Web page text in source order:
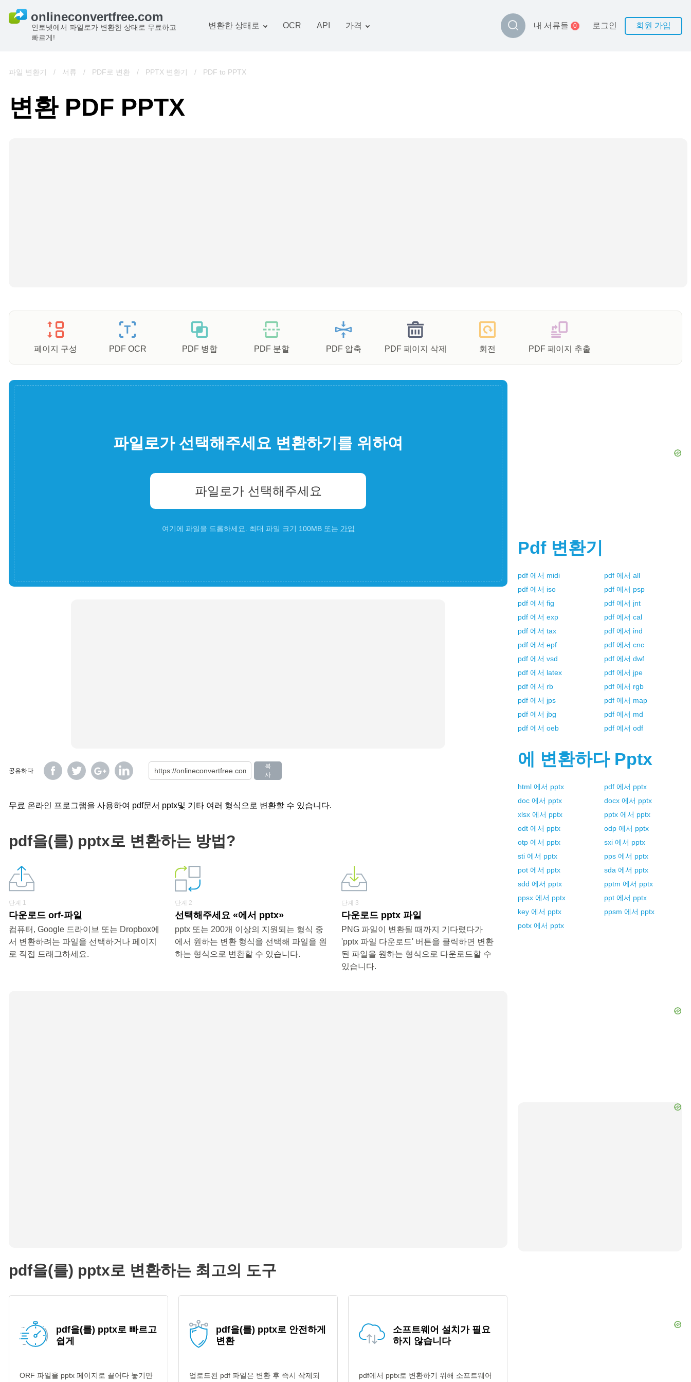
인토넷에서 파일로가 변환한 상태로 무료하고
빠르게!
변환한 상태로
그림 변환기
OCR API 가격 내 서류들 0 로그인 회원 가입
파일 변환기 / 서류 / PDF로 변환 / PPTX 변환기 / PDF to PPTX
변환 PDF PPTX
페이지 구성 PDF OCR PDF 병합 PDF 분할 PDF 압축 PDF 페이지 삭제 회전 PDF 페이지 추출
파일로가 선택해주세요 변환하기를 위하여
파일로가 선택해주세요
여기에 파일을 드롭하세요. 최대 파일 크기 100MB 또는 가입
공유하다
복
사
무료 온라인 프로그램을 사용하여 pdf문서 pptx및 기타 여러 형식으로 변환할 수 있습니다.
pdf을(를) pptx로 변환하는 방법?
단계 1
다운로드 orf-파일
컴퓨터, Google 드라이브 또는 Dropbox에
서 변환하려는 파일을 선택하거나 페이지
로 직접 드래그하세요.
단계 2
선택해주세요 «에서 pptx»
pptx 또는 200개 이상의 지원되는 형식 중
에서 원하는 변환 형식을 선택해 파일을 원
하는 형식으로 변환할 수 있습니다.
단계 3
다운로드 pptx 파일
PNG 파일이 변환될 때까지 기다렸다가
'pptx 파일 다운로드' 버튼을 클릭하면 변환
된 파일을 원하는 형식으로 다운로드할 수
있습니다.
pdf을(를) pptx로 변환하는 최고의 도구
pdf을(를) pptx로 빠르고
쉽게
ORF 파일을 pptx 페이지로 끌어다 놓기만
pdf을(를) pptx로 안전하게
변환
업로드된 pdf 파일은 변환 후 즉시 삭제되
소프트웨어 설치가 필요
하지 않습니다
pdf에서 pptx로 변환하기 위해 소프트웨어
Pdf 변환기
pdf 에서 midi pdf 에서 all
pdf 에서 iso pdf 에서 psp
pdf 에서 fig pdf 에서 jnt
pdf 에서 exp pdf 에서 cal
pdf 에서 tax pdf 에서 ind
pdf 에서 epf pdf 에서 cnc
pdf 에서 vsd pdf 에서 dwf
pdf 에서 latex pdf 에서 jpe
pdf 에서 rb pdf 에서 rgb
pdf 에서 jps pdf 에서 map
pdf 에서 jbg pdf 에서 md
pdf 에서 oeb pdf 에서 odf
에 변환하다 Pptx
html 에서 pptx pdf 에서 pptx
doc 에서 pptx docx 에서 pptx
xlsx 에서 pptx pptx 에서 pptx
odt 에서 pptx odp 에서 pptx
otp 에서 pptx sxi 에서 pptx
sti 에서 pptx pps 에서 pptx
pot 에서 pptx sda 에서 pptx
sdd 에서 pptx pptm 에서 pptx
ppsx 에서 pptx ppt 에서 pptx
key 에서 pptx ppsm 에서 pptx
potx 에서 pptx